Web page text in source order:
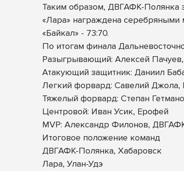
Таким образом, ДВГАФК-Полянка
«Лара» награждена
«Байкал» - 73:70.
По итогам финала
Разыгрывающий: Алексей
Атакующий защитник: Даниил
Легкий форвард: Савелий Джола,
Тяжелый форвард: Степан
Центровой: Иван Усик, Ерофей
MVP: Александр Филонов,
Итоговое положение команд
ДВГАФК-Полянка, Хабаровск
Лара, Улан-Удэ